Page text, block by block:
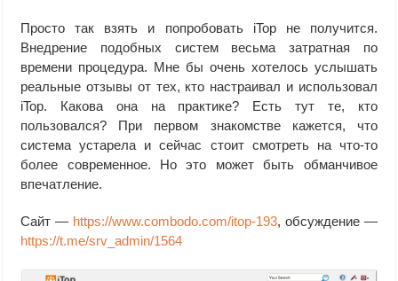
Просто так взять и попробовать iTop не получится.
Внедрение подобных систем весьма затратная по
времени процедура. Мне бы очень хотелось услышать
реальные отзывы от тех, кто настраивал и использовал
iTop. Какова она на практике? Есть тут те, кто
пользовался? При первом знакомстве кажется, что
система устарела и сейчас стоит смотреть на что-то
более современное. Но это может быть обманчивое
впечатление.
Сайт — https://www.combodo.com/itop-193, обсуждение —
https://t.me/srv_admin/1564